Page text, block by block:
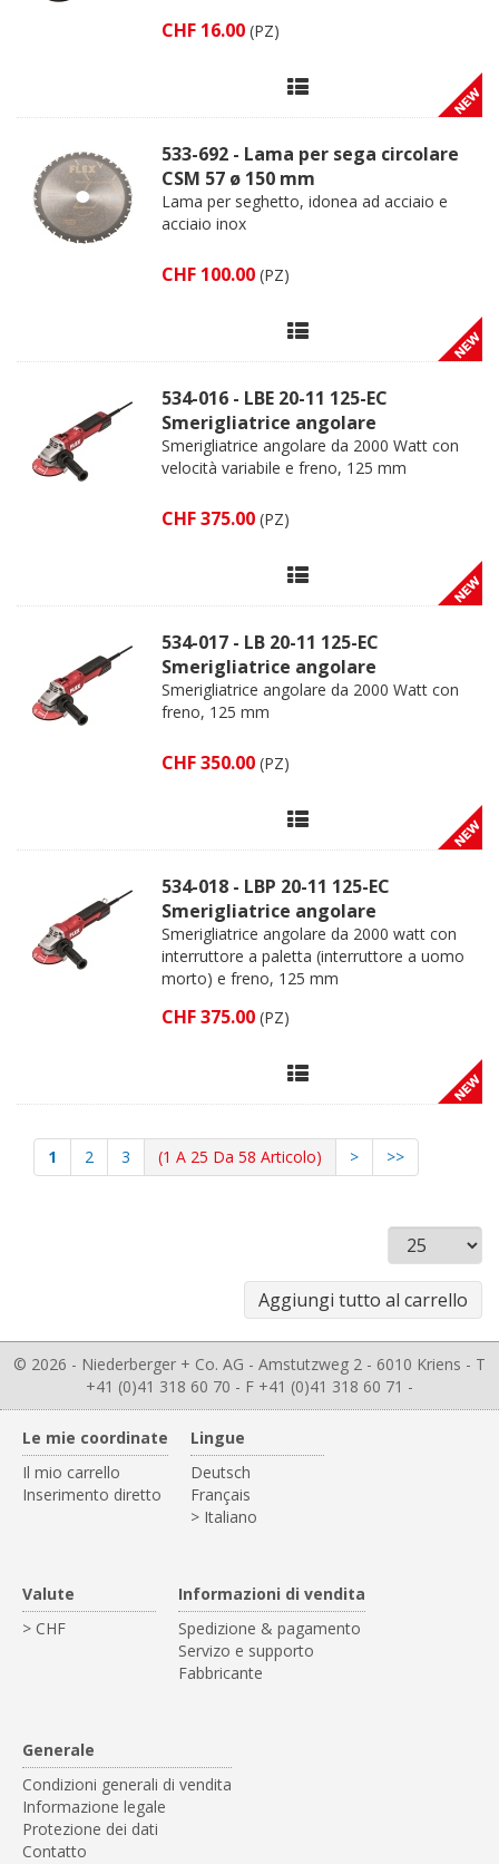
CHF 16.00 (PZ)
533-692 - Lama per sega circolare
CSM 57 ø 150 mm
Lama per seghetto, idonea ad acciaio e
acciaio inox
CHF 100.00 (PZ)
534-016 - LBE 20-11 125-EC
Smerigliatrice angolare
Smerigliatrice angolare da 2000 Watt con
velocità variabile e freno, 125 mm
CHF 375.00 (PZ)
534-017 - LB 20-11 125-EC
Smerigliatrice angolare
Smerigliatrice angolare da 2000 Watt con
freno, 125 mm
CHF 350.00 (PZ)
534-018 - LBP 20-11 125-EC
Smerigliatrice angolare
Smerigliatrice angolare da 2000 watt con
interruttore a paletta (interruttore a uomo
morto) e freno, 125 mm
CHF 375.00 (PZ)
1 2 3 (1 A 25 Da 58 Articolo) > >>
© 2026 - Niederberger + Co. AG - Amstutzweg 2 - 6010 Kriens - T
+41 (0)41 318 60 70 - F +41 (0)41 318 60 71 -
Le mie coordinate
Il mio carrello
Inserimento diretto
Lingue
Deutsch
Français
> Italiano
Valute
> CHF
Informazioni di vendita
Spedizione & pagamento
Servizo e supporto
Fabbricante
Generale
Condizioni generali di vendita
Informazione legale
Protezione dei dati
Contatto